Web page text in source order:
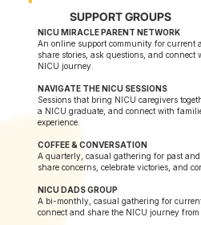
SUPPORT GROUPS
NICU MIRACLE PARENT NETWORK
An online support community for current
share stories, ask questions, and
NICU journey.
NAVIGATE THE NICU SESSIONS
Sessions that bring NICU caregivers
a NICU graduate, and connect with
experience.
COFFEE & CONVERSATION
A quarterly, casual gathering for past
share concerns, celebrate victories, and
NICU DADS GROUP
A bi-monthly, casual gathering for
connect and share the NICU journey from